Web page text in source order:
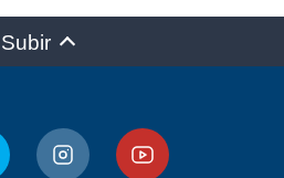
Subir